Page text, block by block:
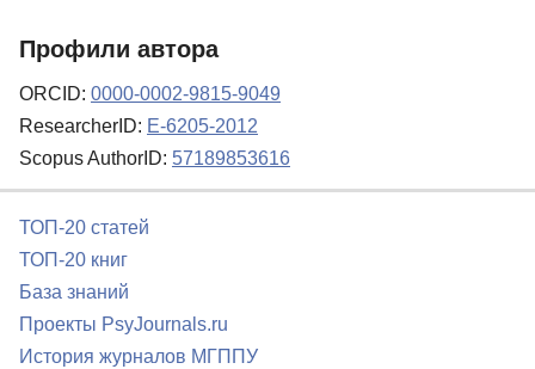
Профили автора
ORCID: 0000-0002-9815-9049
ResearcherID: E-6205-2012
Scopus AuthorID: 57189853616
ТОП-20 статей
ТОП-20 книг
База знаний
Проекты PsyJournals.ru
История журналов МГППУ